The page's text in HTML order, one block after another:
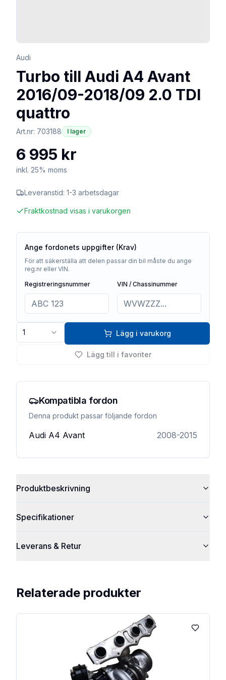
Audi
Turbo till Audi A4 Avant
2016/09-2018/09 2.0 TDI
quattro
Art.nr: 703188 I lager
6 995 kr
inkl. 25% moms
Leveranstid: 1-3 arbetsdagar
Fraktkostnad visas i varukorgen
Ange fordonets uppgifter (Krav)
För att säkerställa att delen passar din bil måste du ange
reg.nr eller VIN.
Registreringsnummer
VIN / Chassinummer
1 Lägg i varukorg
Lägg till i favoriter
Kompatibla fordon
Denna produkt passar följande fordon
Audi A4 Avant 2008-2015
Produktbeskrivning
Specifikationer
Leverans & Retur
Relaterade produkter
Lägg till